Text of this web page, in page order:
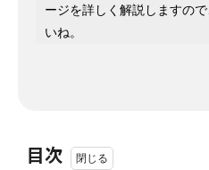
ージを詳しく解説しますの
いね。
目次